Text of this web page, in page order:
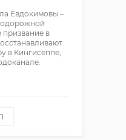
Евдокимовы –
призвание в
в Кингисеппе,